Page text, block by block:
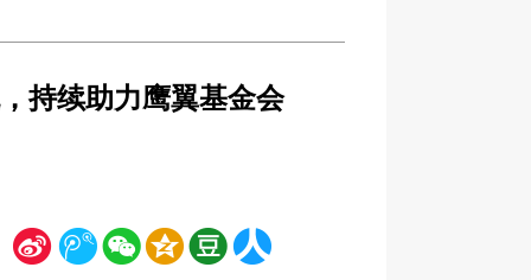
持续助力鹰翼基金会
新 腾 微 空 豆